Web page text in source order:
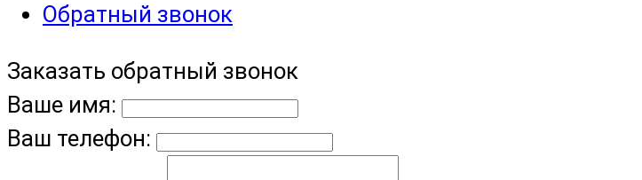
Обратный звонок
Заказать обратный звонок
Ваше имя:
Ваш телефон: